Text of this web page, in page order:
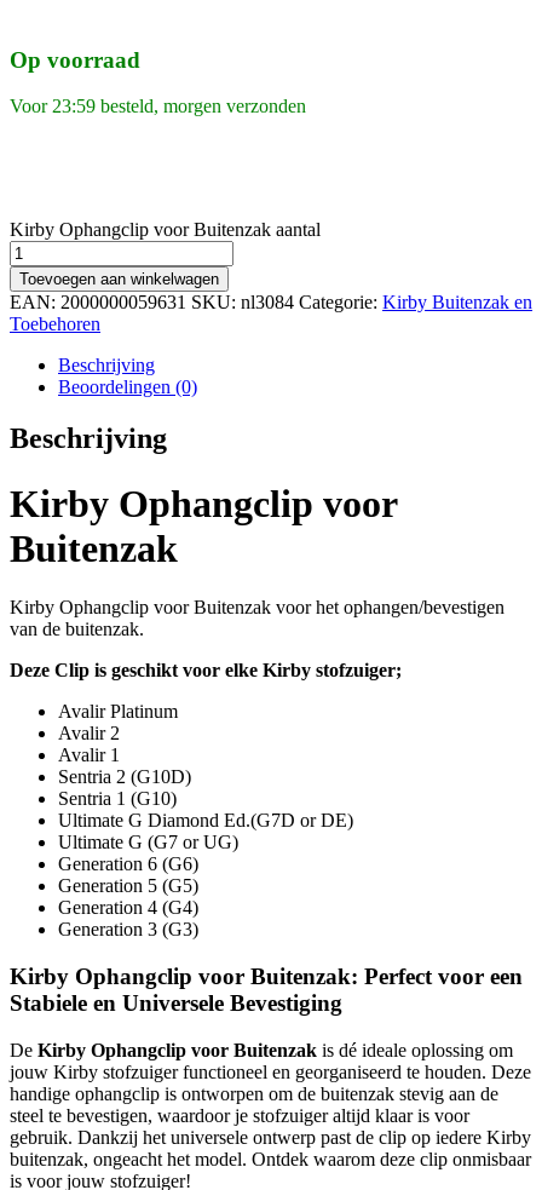
Op voorraad
Voor 23:59 besteld, morgen verzonden
Kirby Ophangclip voor Buitenzak aantal
Toevoegen aan winkelwagen
EAN: 2000000059631 SKU: nl3084 Categorie: Kirby Buitenzak en
Toebehoren
Beschrijving
Beoordelingen (0)
Beschrijving
Kirby Ophangclip voor
Buitenzak
Kirby Ophangclip voor Buitenzak voor het ophangen/bevestigen
van de buitenzak.
Deze Clip is geschikt voor elke Kirby stofzuiger;
Avalir Platinum
Avalir 2
Avalir 1
Sentria 2 (G10D)
Sentria 1 (G10)
Ultimate G Diamond Ed.(G7D or DE)
Ultimate G (G7 or UG)
Generation 6 (G6)
Generation 5 (G5)
Generation 4 (G4)
Generation 3 (G3)
Kirby Ophangclip voor Buitenzak: Perfect voor een
Stabiele en Universele Bevestiging
De Kirby Ophangclip voor Buitenzak is dé ideale oplossing om
jouw Kirby stofzuiger functioneel en georganiseerd te houden. Deze
handige ophangclip is ontworpen om de buitenzak stevig aan de
steel te bevestigen, waardoor je stofzuiger altijd klaar is voor
gebruik. Dankzij het universele ontwerp past de clip op iedere Kirby
buitenzak, ongeacht het model. Ontdek waarom deze clip onmisbaar
is voor jouw stofzuiger!